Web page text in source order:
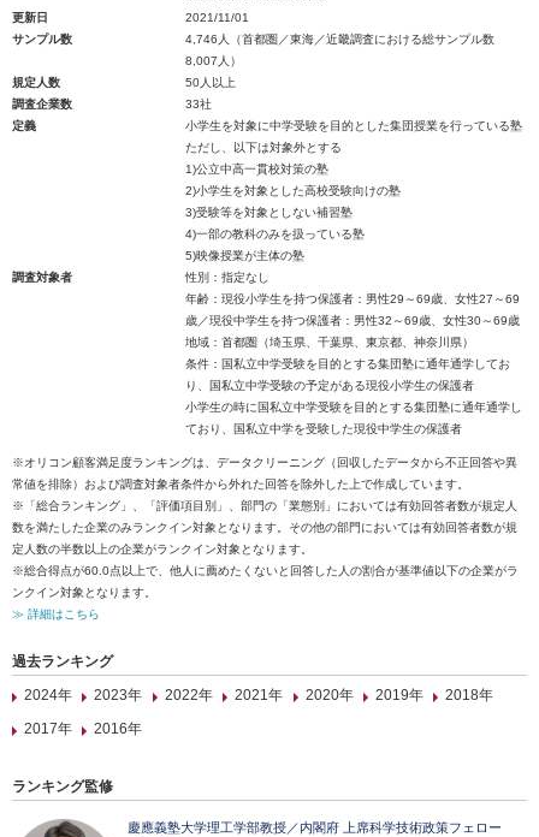
更新日
2021/11/01
サンプル数
4,746人（首都圏／東海／近畿調査における総サンプル数
8,007人）
規定人数
50人以上
調査企業数
33社
定義
小学生を対象に中学受験を目的とした集団授業を行っている塾
ただし、以下は対象外とする
1)公立中高一貫校対策の塾
2)小学生を対象とした高校受験向けの塾
3)受験等を対象としない補習塾
4)一部の教科のみを扱っている塾
5)映像授業が主体の塾
調査対象者
性別：指定なし
年齢：現役小学生を持つ保護者：男性29～69歳、女性27～69
歳／現役中学生を持つ保護者：男性32～69歳、女性30～69歳
地域：首都圏（埼玉県、千葉県、東京都、神奈川県）
条件：国私立中学受験を目的とする集団塾に通年通学してお
り、国私立中学受験の予定がある現役小学生の保護者
小学生の時に国私立中学受験を目的とする集団塾に通年通学し
ており、国私立中学を受験した現役中学生の保護者
※オリコン顧客満足度ランキングは、データクリーニング（回収したデータから不正回答や異
常値を排除）および調査対象者条件から外れた回答を除外した上で作成しています。
※「総合ランキング」、「評価項目別」、部門の「業態別」においては有効回答者数が規定人
数を満たした企業のみランクイン対象となります。その他の部門においては有効回答者数が規
定人数の半数以上の企業がランクイン対象となります。
※総合得点が60.0点以上で、他人に薦めたくないと回答した人の割合が基準値以下の企業がラ
ンクイン対象となります。
≫ 詳細はこちら
過去ランキング
2024年
2023年 2022年 2021年 2020年 2019年
2018年
2017年
2016年
ランキング監修
慶應義塾大学理工学部教授／内閣府 上席科学技術政策フェロー